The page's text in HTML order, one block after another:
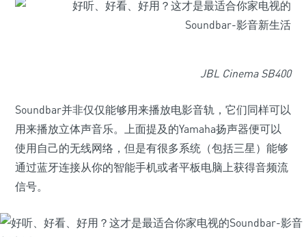
JBL Cinema SB400
Soundbar并非仅仅能够用来播放电影音轨，它们同样可以
用来播放立体声音乐。上面提及的Yamaha扬声器便可以
使用自己的无线网络，但是有很多系统（包括三星）能够
通过蓝牙连接从你的智能手机或者平板电脑上获得音频流
信号。